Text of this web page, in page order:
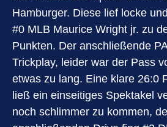
Hamburger. Diese lief locke
#0 MLB Maurice Wright jr. zu
Punkten. Der anschließende
Trickplay, leider war der Pass
etwas zu lang. Eine klare 26:0
ließ ein einseitiges Spektakel
noch schlimmer zu kommen,